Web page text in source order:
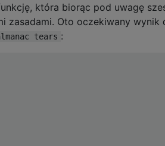
która biorąc pod uwagę
zasadami. Oto oczekiwany wynik
tears :